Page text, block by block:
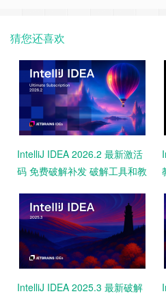
猜您还喜欢
IntelliJ IDEA 2026.2 最新激活
码 免费破解补发 破解工具和教
IntelliJ IDEA 2025.3 最新破解